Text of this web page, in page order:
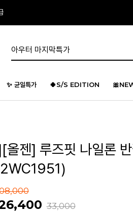
✨ 균일특가 🍀S/S EDITION
올젠] 루즈핏 나일론
33,000